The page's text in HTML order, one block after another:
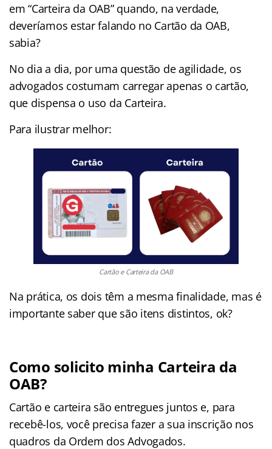
em “Carteira da OAB” quando, na verdade,
deveríamos estar falando no Cartão da OAB,
sabia?
No dia a dia, por uma questão de agilidade, os
advogados costumam carregar apenas o cartão,
que dispensa o uso da Carteira.
Para ilustrar melhor:
Cartão e Carteira da OAB
Na prática, os dois têm a mesma finalidade, mas é
importante saber que são itens distintos, ok?
Como solicito minha Carteira da
OAB?
Cartão e carteira são entregues juntos e, para
recebê-los, você precisa fazer a sua inscrição nos
quadros da Ordem dos Advogados.